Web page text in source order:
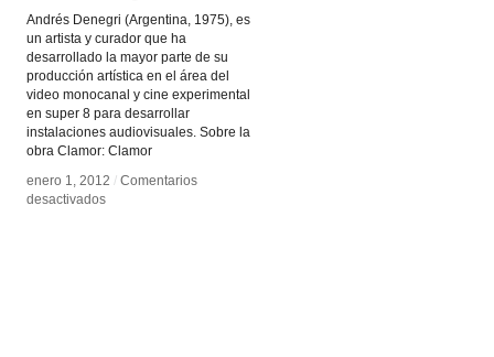
Andrés Denegri (Argentina, 1975), es
un artista y curador que ha
desarrollado la mayor parte de su
producción artística en el área del
video monocanal y cine experimental
en super 8 para desarrollar
instalaciones audiovisuales. Sobre la
obra Clamor: Clamor
enero 1, 2012 / Comentarios
desactivadosen
enero 1, 2012 / Comentarios
desactivadosen